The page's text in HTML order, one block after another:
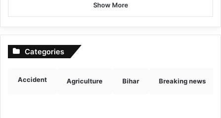
Show More
Categories
Accident Agriculture Bihar Breaking news